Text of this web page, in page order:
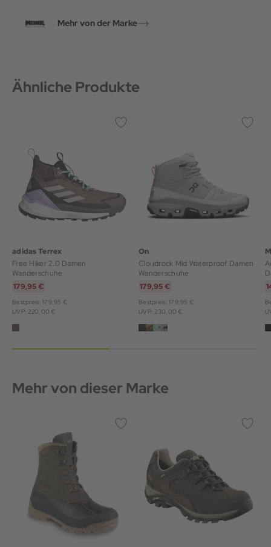
Mehr von der Marke
Ähnliche Produkte
adidas Terrex
Free Hiker 2.0 Damen
Wanderschuhe
179,95 €
Bestpreis: 179,95 €
UVP: 220,00 €
On
Cloudrock Mid Waterproof Damen
Wanderschuhe
179,95 €
Bestpreis: 179,95 €
UVP: 230,00 €
Mehr von dieser Marke